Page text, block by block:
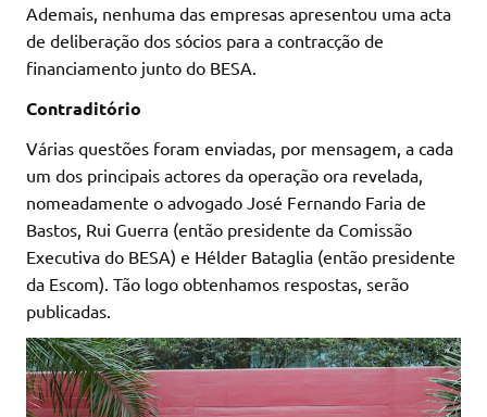
Ademais, nenhuma das empresas apresentou uma acta
de deliberação dos sócios para a contracção de
financiamento junto do BESA.
Contraditório
Várias questões foram enviadas, por mensagem, a cada
um dos principais actores da operação ora revelada,
nomeadamente o advogado José Fernando Faria de
Bastos, Rui Guerra (então presidente da Comissão
Executiva do BESA) e Hélder Bataglia (então presidente
da Escom). Tão logo obtenhamos respostas, serão
publicadas.